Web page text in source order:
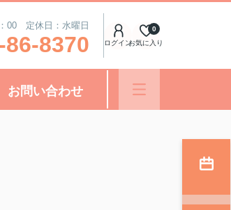
00 定休日：水曜日
86-8370 ログインお気に入り
0
お問い合わせ